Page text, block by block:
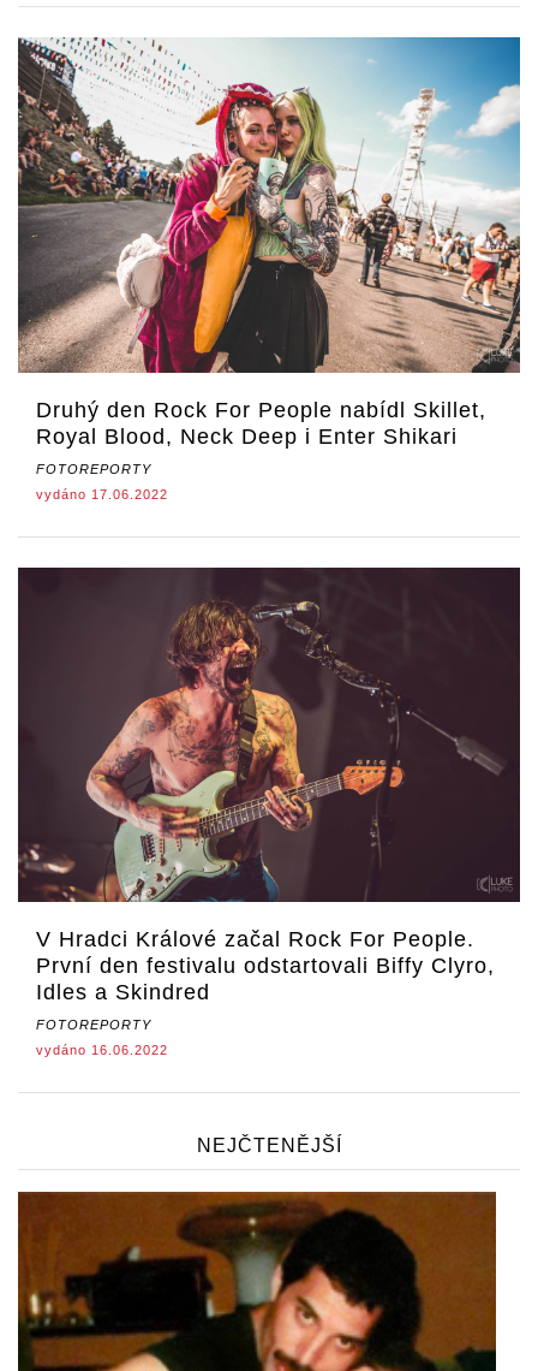
Druhý den Rock For People nabídl Skillet,
Royal Blood, Neck Deep i Enter Shikari
FOTOREPORTY
vydáno 17.06.2022
V Hradci Králové začal Rock For People.
První den festivalu odstartovali Biffy Clyro,
Idles a Skindred
FOTOREPORTY
vydáno 16.06.2022
NEJČTENĚJŠÍ